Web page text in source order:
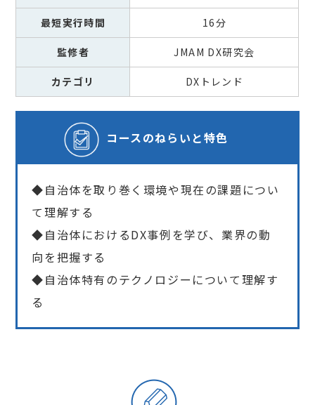
最短実行時間 16分
監修者 JMAM DX研究会
カテゴリ DXトレンド
コースのねらいと特色
◆自治体を取り巻く環境や現在の課題につい
て理解する
◆自治体におけるDX事例を学び、業界の動
向を把握する
◆自治体特有のテクノロジーについて理解す
る